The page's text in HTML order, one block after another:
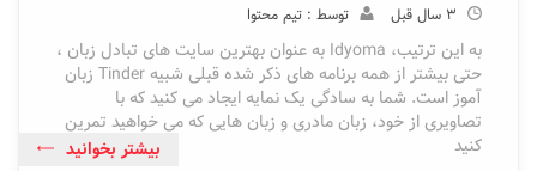
3 سال قبل توسط : تیم محتوا
به این ترتیب، Idyoma به عنوان بهترین سایت های تبادل زبان ،
حتی بیشتر از همه برنامه های ذکر شده قبلی شبیه Tinder زبان
آموز است. شما به سادگی یک نمایه ایجاد می کنید که با
تصاویری از خود، زبان مادری و زبان هایی که می خواهید تمرین
کنید
بیشتر بخوانید